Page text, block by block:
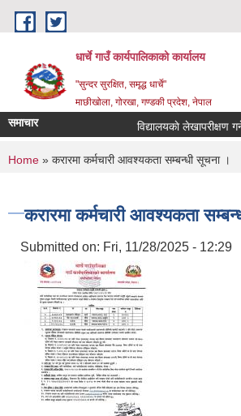
Skip to main content
धार्चे गाउँ कार्यपालिकाको कार्यालय
"सुन्दर सुरक्षित, समृद्ध धार्चे"
माछीखोला, गोरखा, गण्डकी प्रदेश, नेपाल
समाचार विद्यालयकाे लेखापरीक्षण गर्ने
You are here
Home » करारमा कर्मचारी आवश्यकता सम्बन्धी सूचना ।
करारमा कर्मचारी आवश्यकता
Submitted on: Fri, 11/28/2025 - 12:29